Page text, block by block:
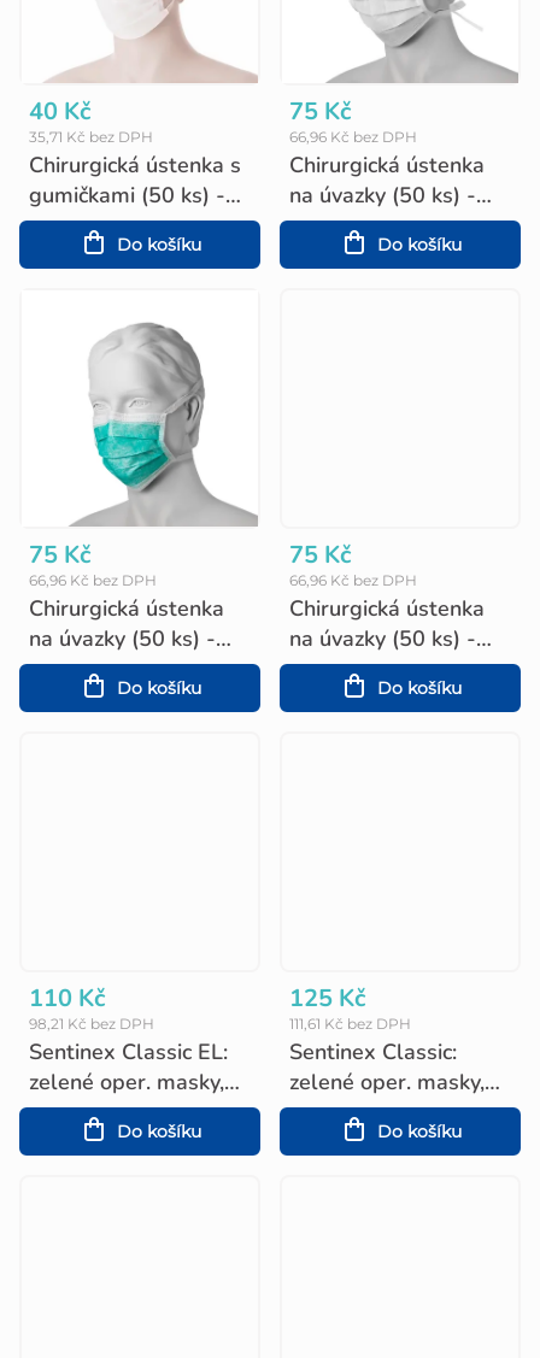
o
d
u
Chirurgická ústenka s
gumičkami (50 ks) -
bílá
35,71 Kč bez DPH
40 Kč
Do košíku
Chirurgická ústenka
na úvazky (50 ks) -
bílá
66,96 Kč bez DPH
75 Kč
Do košíku
Chirurgická ústenka
na úvazky (50 ks) -
zelená
66,96 Kč bez DPH
75 Kč
Do košíku
Chirurgická ústenka
na úvazky (50 ks) -
modrá
66,96 Kč bez DPH
75 Kč
Do košíku
Sentinex Classic EL:
zelené oper. masky,
gumičky, 50 ks
98,21 Kč bez DPH
110 Kč
Do košíku
Sentinex Classic:
zelené oper. masky,
úvazky 50 ks
111,61 Kč bez DPH
125 Kč
Do košíku